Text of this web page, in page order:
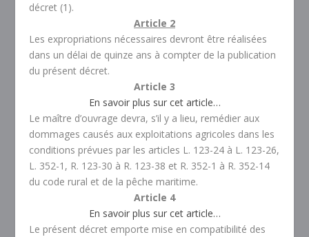
décret (1).
Article 2
Les expropriations nécessaires devront être réalisées
dans un délai de quinze ans à compter de la publication
du présent décret.
Article 3
En savoir plus sur cet article…
Le maître d’ouvrage devra, s’il y a lieu, remédier aux
dommages causés aux exploitations agricoles dans les
conditions prévues par les articles L. 123-24 à L. 123-26,
L. 352-1, R. 123-30 à R. 123-38 et R. 352-1 à R. 352-14
du code rural et de la pêche maritime.
Article 4
En savoir plus sur cet article…
Le présent décret emporte mise en compatibilité des